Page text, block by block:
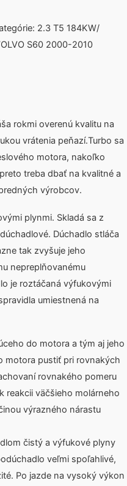
2.3 T5 184KW/
S60 2000-2010
rokmi overenú kvalitu na
vrátenia peňazí.Turbo sa
motora, nakoľko
treba dbať na kvalitné a
výrobcov.
plynmi. Skladá sa z
Dúchadlo stláča
tak zvyšuje jeho
nepreplňovanému
je roztáčaná výfukovými
umiestnená na
do motora a tým aj jeho
motora pustiť pri rovnakých
rovnakého pomeru
reakcii väčšieho molárneho
výrazného nárastu
čistý a výfukové plyny
veľmi spoľahlivé,
Po jazde na vysoký výkon